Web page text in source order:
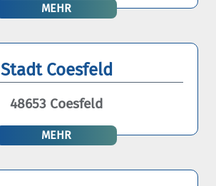
MEHR
Stadt Coesfeld
48653 Coesfeld
MEHR